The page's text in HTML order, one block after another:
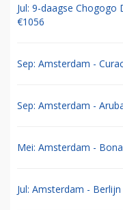
Jul: 9-daagse Chogogo
€1056
Sep: Amsterdam -
Sep: Amsterdam -
Mei: Amsterdam -
Jul: Amsterdam - Berlijn